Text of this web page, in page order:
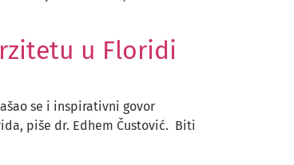
u Floridi
se i inspirativni govor
piše dr. Edhem Čustović. Biti